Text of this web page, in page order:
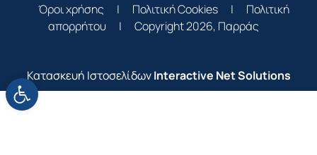
Ανοίξτε τη γραμμή εργαλείων
Όροι χρήσης | Πολιτική Cookies |
Πολιτική
απορρήτου
| Copyright 2026, Παρράς
Κατασκευή ΙστοσελίδωνInteractive Net Solutions